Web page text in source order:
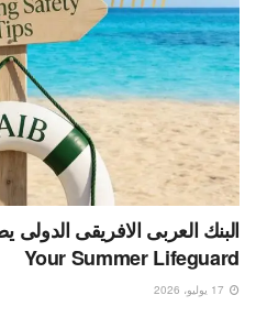
البنك العربى الافريقى
Your Summer Lifeguard